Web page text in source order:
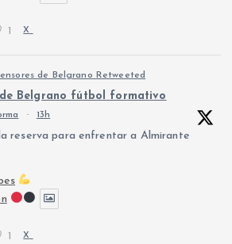
1 X
de Belgrano Retweeted
Belgrano fútbol formativo
· 13h
reserva para enfrentar a Almirante
X